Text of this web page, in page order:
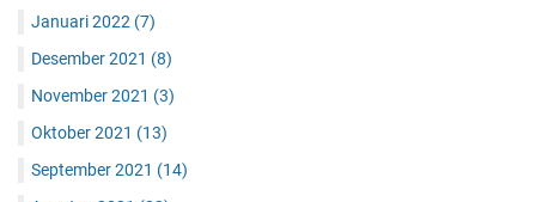
Januari 2022 (7)
Desember 2021 (8)
November 2021 (3)
Oktober 2021 (13)
September 2021 (14)